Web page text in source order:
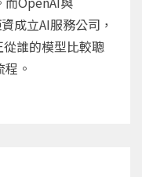
成立AI服務公司，
誰的模型比較聰
。